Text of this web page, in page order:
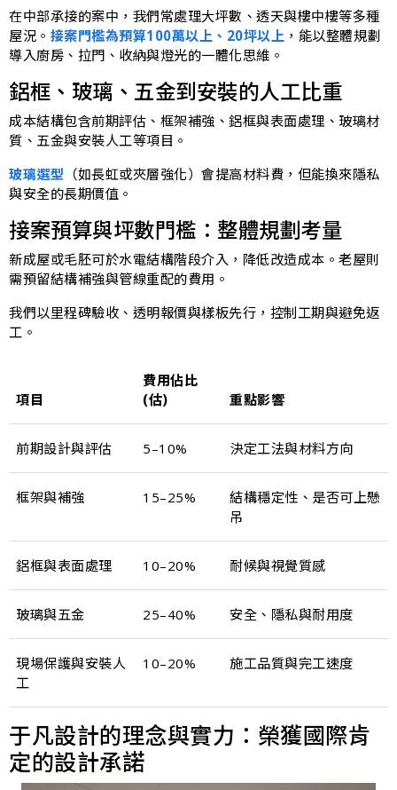
在中部承接的案中，我們常處理大坪數、透天與樓中樓等多種
屋況。 接案門檻為預算100萬以上、20坪以上 ，能以整體規劃
導入廚房、拉門、收納與燈光的一體化思維。
鋁框、玻璃、五金到安裝的人工比重
成本結構包含前期評估、框架補強、鋁框與表面處理、玻璃材
質、五金與安裝人工等項目。
玻璃選型 （如長虹或夾層強化）會提高材料費，但能換來隱私
與安全的長期價值。
接案預算與坪數門檻：整體規劃考量
新成屋或毛胚可於水電結構階段介入，降低改造成本。老屋則
需預留結構補強與管線重配的費用。
我們以里程碑驗收、透明報價與樣板先行，控制工期與避免返
工。
項目
費用佔比
(估)
重點影響
前期設計與評估 5–10% 決定工法與材料方向
框架與補強 15–25%
結構穩定性、是否可上懸
吊
鋁框與表面處理 10–20% 耐候與視覺質感
玻璃與五金 25–40% 安全、隱私與耐用度
現場保護與安裝人
工
10–20% 施工品質與完工速度
于凡設計的理念與實力：榮獲國際肯
定的設計承諾